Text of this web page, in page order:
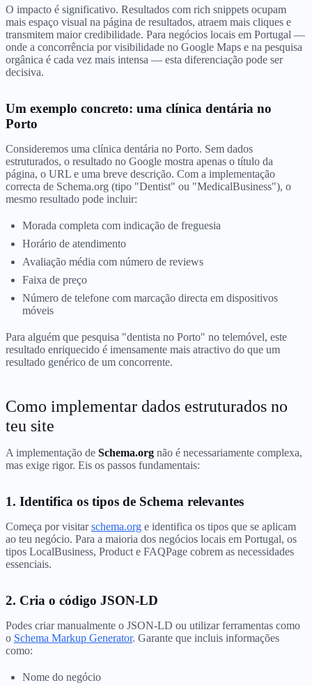
O impacto é significativo. Resultados com rich snippets ocupam
mais espaço visual na página de resultados, atraem mais cliques e
transmitem maior credibilidade. Para negócios locais em Portugal —
onde a concorrência por visibilidade no Google Maps e na pesquisa
orgânica é cada vez mais intensa — esta diferenciação pode ser
decisiva.
Um exemplo concreto: uma clínica dentária no
Porto
Consideremos uma clínica dentária no Porto. Sem dados
estruturados, o resultado no Google mostra apenas o título da
página, o URL e uma breve descrição. Com a implementação
correcta de Schema.org (tipo "Dentist" ou "MedicalBusiness"), o
mesmo resultado pode incluir:
Morada completa com indicação de freguesia
Horário de atendimento
Avaliação média com número de reviews
Faixa de preço
Número de telefone com marcação directa em dispositivos
móveis
Para alguém que pesquisa "dentista no Porto" no telemóvel, este
resultado enriquecido é imensamente mais atractivo do que um
resultado genérico de um concorrente.
Como implementar dados estruturados no
teu site
A implementação de Schema.org não é necessariamente complexa,
mas exige rigor. Eis os passos fundamentais:
1. Identifica os tipos de Schema relevantes
Começa por visitarschema.org e identifica os tipos que se aplicam
ao teu negócio. Para a maioria dos negócios locais em Portugal, os
tipos LocalBusiness, Product e FAQPage cobrem as necessidades
essenciais.
2. Cria o código JSON-LD
Podes criar manualmente o JSON-LD ou utilizar ferramentas como
o Schema Markup Generator. Garante que incluis informações
como:
Nome do negócio